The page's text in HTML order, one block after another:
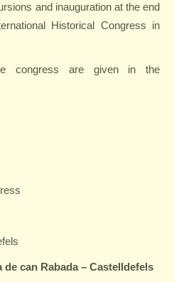
and inauguration at the end
Historical Congress in
congress are given in the
de can Rabada – Castelldefels